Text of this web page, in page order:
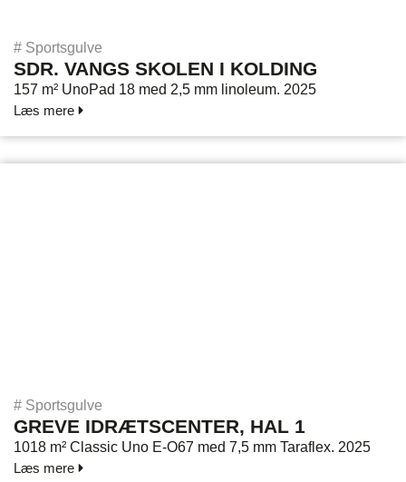
# Sportsgulve
SDR. VANGS SKOLEN I KOLDING
157 m² UnoPad 18 med 2,5 mm linoleum. 2025
Læs mere
# Sportsgulve
GREVE IDRÆTSCENTER, HAL 1
1018 m² Classic Uno E-O67 med 7,5 mm Taraflex. 2025
Læs mere